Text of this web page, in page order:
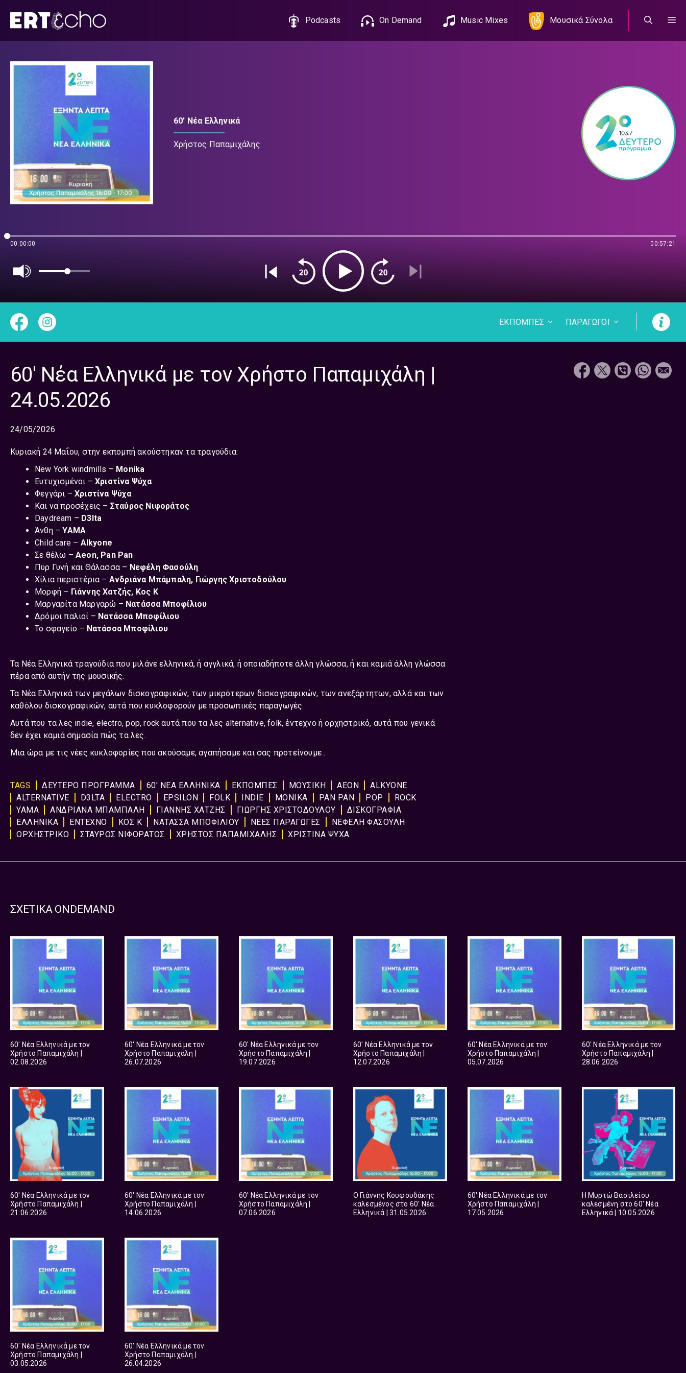
περιεχόμενο
Podcasts On Demand Music Mixes Μουσικά Σύνολα
60' Νέα Ελληνικά
Χρήστος Παπαμιχάλης
00:00:00 00:57:21
ΕΚΠΟΜΠΕΣ ΠΑΡΑΓΩΓΟΙ
60′ Νέα Ελληνικά με τον Χρήστο Παπαμιχάλη |
24.05.2026
24/05/2026
Κυριακή 24 Μαΐου, στην εκπομπή ακούστηκαν τα τραγούδια:
New York windmills – Monika
Ευτυχισμένοι – Χριστίνα Ψύχα
Φεγγάρι – Χριστίνα Ψύχα
Και να προσέχεις – Σταύρος Νιφοράτος
Daydream – D3lta
Άνθη –YAMA
Child care – Alkyone
Σε θέλω – Aeon, Pan Pan
Πυρ Γυνή και Θάλασσα – Νεφέλη Φασούλη
Χίλια περιστέρια – Ανδριάνα Μπάμπαλη, Γιώργης Χριστοδούλου
Μορφή – Γιάννης Χατζής, Κος Κ
Μαργαρίτα Μαργαρώ – Νατάσσα Μποφίλιου
Δρόμοι παλιοί – Νατάσσα Μποφίλιου
Το σφαγείο – Νατάσσα Μποφίλιου
Τα Νέα Ελληνικά τραγούδια που μιλάνε ελληνικά, ή αγγλικά, ή οποιαδήποτε άλλη γλώσσα, ή και καμιά άλλη γλώσσα
πέρα από αυτήν της μουσικής.
Τα Νέα Ελληνικά των μεγάλων δισκογραφικών, των μικρότερων δισκογραφικών, των ανεξάρτητων, αλλά και των
καθόλου δισκογραφικών, αυτά που κυκλοφορούν με προσωπικές παραγωγές.
Αυτά που τα λες indie, electro, pop, rock αυτά που τα λες alternative, folk, έντεχνο ή ορχηστρικό, αυτά που γενικά
δεν έχει καμιά σημασία πώς τα λες.
Μια ώρα με τις νέες κυκλοφορίες που ακούσαμε, αγαπήσαμε και σας προτείνουμε .
TAGS ΔΕΥΤΕΡΟ ΠΡΟΓΡΑΜΜΑ 60' ΝΕΑ ΕΛΛΗΝΙΚΑ ΕΚΠΟΜΠΈΣ ΜΟΥΣΙΚΉ AEON
ALKYONE
ALTERNATIVE
D3LTA ELECTRO EPSILON FOLK INDIE MONIKA PAN PAN POP
ROCK
YAMA
ΑΝΔΡΙΑΝΑ ΜΠΑΜΠΑΛΗ ΓΙΑΝΝΗΣ ΧΑΤΖΗΣ ΓΙΩΡΓΗΣ ΧΡΙΣΤΟΔΟΥΛΟΥ
ΔΙΣΚΟΓΡΑΦΙΑ
ΕΛΛΗΝΙΚΑ
ΕΝΤΕΧΝΟ ΚΟΣ Κ ΝΑΤΑΣΣΑ ΜΠΟΦΙΛΙΟΥ ΝΕΕΣ ΠΑΡΑΓΩΓΕΣ
ΝΕΦΕΛΗ ΦΑΣΟΥΛΗ
ΟΡΧΗΣΤΡΙΚΟ
ΣΤΑΥΡΟΣ ΝΙΦΟΡΑΤΟΣ ΧΡΗΣΤΟΣ ΠΑΠΑΜΙΧΑΛΗΣ ΧΡΙΣΤΙΝΑ ΨΥΧΑ
ΣΧΕΤΙΚΑ ONDEMAND
60′ Νέα Ελληνικά με τον
Χρήστο Παπαμιχάλη |
02.08.2026
60′ Νέα Ελληνικά με τον
Χρήστο Παπαμιχάλη |
26.07.2026
60′ Νέα Ελληνικά με τον
Χρήστο Παπαμιχάλη |
19.07.2026
60′ Νέα Ελληνικά με τον
Χρήστο Παπαμιχάλη |
12.07.2026
60′ Νέα Ελληνικά με τον
Χρήστο Παπαμιχάλη |
05.07.2026
60′ Νέα Ελληνικά με τον
Χρήστο Παπαμιχάλη |
28.06.2026
60′ Νέα Ελληνικά με τον
Χρήστο Παπαμιχάλη |
21.06.2026
60′ Νέα Ελληνικά με τον
Χρήστο Παπαμιχάλη |
14.06.2026
60′ Νέα Ελληνικά με τον
Χρήστο Παπαμιχάλη |
07.06.2026
Ο Γιάννης Κουφουδάκης
καλεσμένος στο 60′ Νέα
Ελληνικά | 31.05.2026
60′ Νέα Ελληνικά με τον
Χρήστο Παπαμιχάλη |
17.05.2026
Η Μυρτώ Βασιλείου
καλεσμένη στο 60′ Νέα
Ελληνικά | 10.05.2026
60′ Νέα Ελληνικά με τον
Χρήστο Παπαμιχάλη |
03.05.2026
60′ Νέα Ελληνικά με τον
Χρήστο Παπαμιχάλη |
26.04.2026